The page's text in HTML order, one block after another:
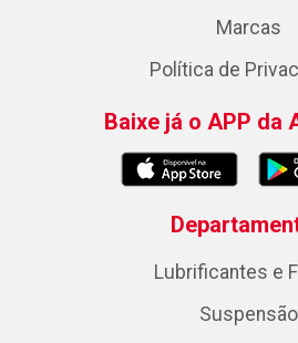
Marcas
Política de
Baixe já o APP da
Lubrificantes e
Suspensão